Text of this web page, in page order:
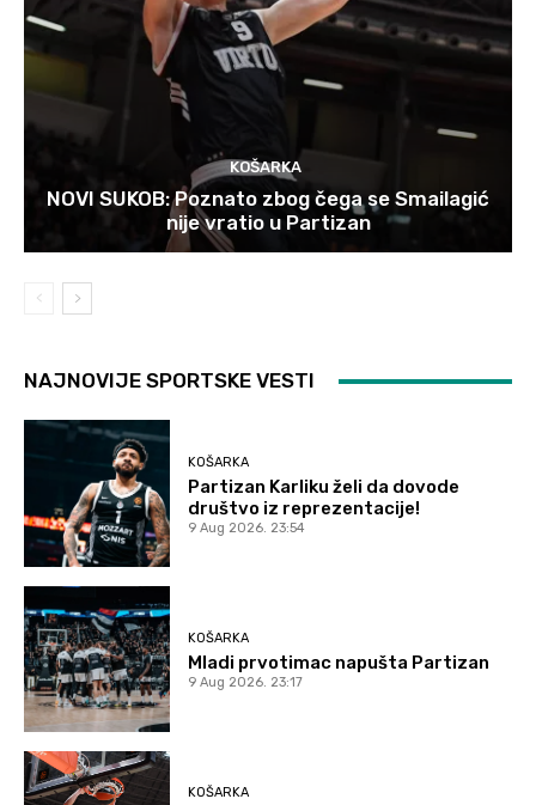
KOŠARKA
NOVI SUKOB: Poznato zbog čega se Smailagić
nije vratio u Partizan
NAJNOVIJE SPORTSKE VESTI
KOŠARKA
Partizan Karliku želi da dovode
društvo iz reprezentacije!
9 Aug 2026. 23:54
KOŠARKA
Mladi prvotimac napušta Partizan
9 Aug 2026. 23:17
KOŠARKA